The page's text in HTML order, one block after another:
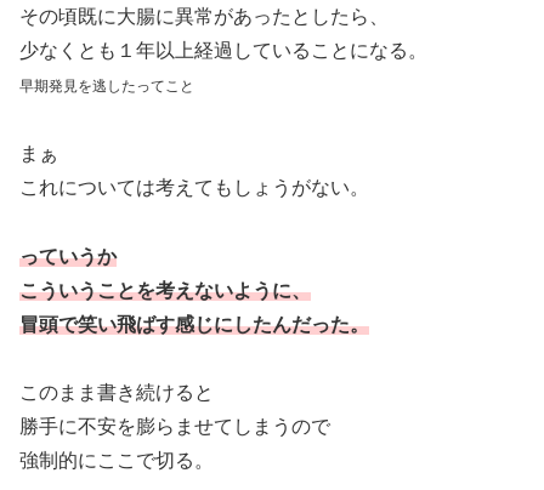
その頃既に大腸に異常があったとしたら、
少なくとも１年以上経過していることになる。
早期発見を逃したってこと
まぁ
これについては考えてもしょうがない。
っていうか
こういうことを考えないように、
冒頭で笑い飛ばす感じにしたんだった。
このまま書き続けると
勝手に不安を膨らませてしまうので
強制的にここで切る。